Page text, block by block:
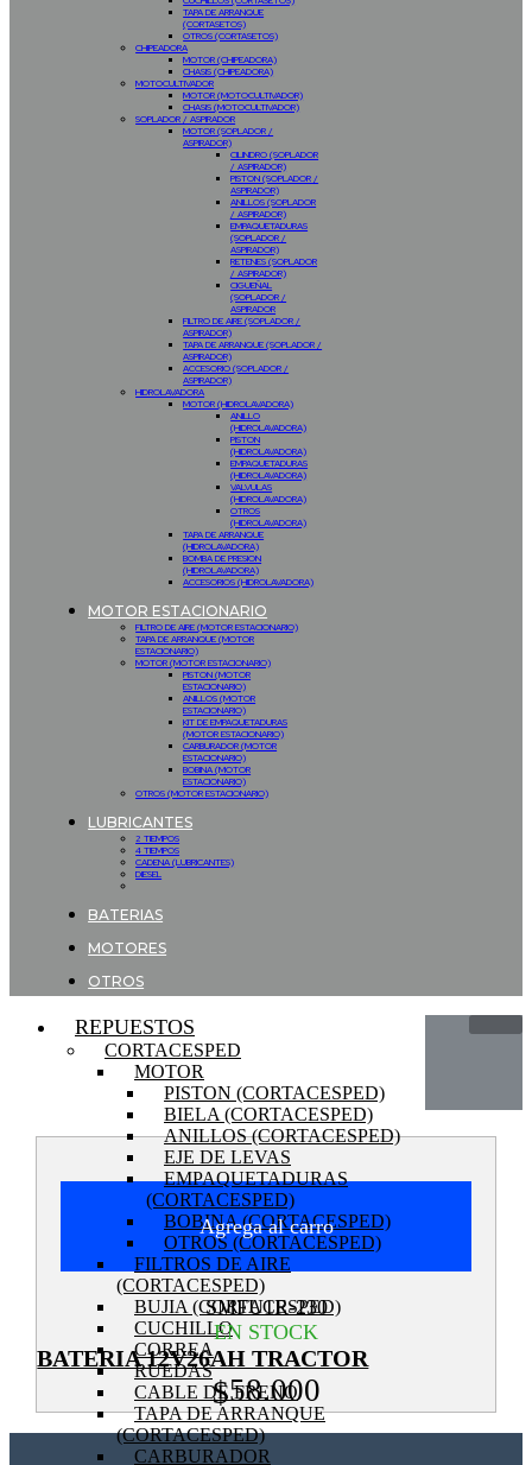
TAPA DE ARRANQUE
(CORTASETOS)
OTROS (CORTASETOS)
CHIPEADORA
MOTOR (CHIPEADORA)
CHASIS (CHIPEADORA)
MOTOCULTIVADOR
MOTOR (MOTOCULTIVADOR)
CHASIS (MOTOCULTIVADOR)
SOPLADOR / ASPIRADOR
MOTOR (SOPLADOR /
ASPIRADOR)
CILINDRO (SOPLADOR
/ ASPIRADOR)
PISTON (SOPLADOR /
ASPIRADOR)
ANILLOS (SOPLADOR
/ ASPIRADOR)
EMPAQUETADURAS
(SOPLADOR /
ASPIRADOR)
RETENES (SOPLADOR
/ ASPIRADOR)
CIGUEÑAL
(SOPLADOR /
ASPIRADOR
FILTRO DE AIRE (SOPLADOR /
ASPIRADOR)
TAPA DE ARRANQUE (SOPLADOR /
ASPIRADOR)
ACCESORIO (SOPLADOR /
ASPIRADOR)
HIDROLAVADORA
MOTOR (HIDROLAVADORA)
ANILLO
(HIDROLAVADORA)
PISTON
(HIDROLAVADORA)
EMPAQUETADURAS
(HIDROLAVADORA)
VALVULAS
(HIDROLAVADORA)
OTROS
(HIDROLAVADORA)
TAPA DE ARRANQUE
(HIDROLAVADORA)
BOMBA DE PRESION
(HIDROLAVADORA)
ACCESORIOS (HIDROLAVADORA)
MOTOR ESTACIONARIO
FILTRO DE AIRE (MOTOR ESTACIONARIO)
TAPA DE ARRANQUE (MOTOR
ESTACIONARIO)
MOTOR (MOTOR ESTACIONARIO)
PISTON (MOTOR
ESTACIONARIO)
ANILLOS (MOTOR
ESTACIONARIO)
KIT DE EMPAQUETADURAS
(MOTOR ESTACIONARIO)
CARBURADOR (MOTOR
ESTACIONARIO)
BOBINA (MOTOR
ESTACIONARIO)
OTROS (MOTOR ESTACIONARIO)
LUBRICANTES
2 TIEMPOS
4 TIEMPOS
CADENA (LUBRICANTES)
DIESEL
BATERIAS
MOTORES
OTROS
REPUESTOS
CORTACESPED
MOTOR
PISTON (CORTACESPED)
BIELA (CORTACESPED)
ANILLOS (CORTACESPED)
EJE DE LEVAS
EMPAQUETADURAS
(CORTACESPED)
BOBINA (CORTACESPED)
OTROS (CORTACESPED)
FILTROS DE AIRE
(CORTACESPED)
BUJIA (CORTACESPED)
CUCHILLO
CORREA
RUEDAS
CABLE DE FRENO
TAPA DE ARRANQUE
(CORTACESPED)
CARBURADOR
Agrega al carro
SMFU1R-230
EN STOCK
BATERIA 12V26AH TRACTOR
$58.000